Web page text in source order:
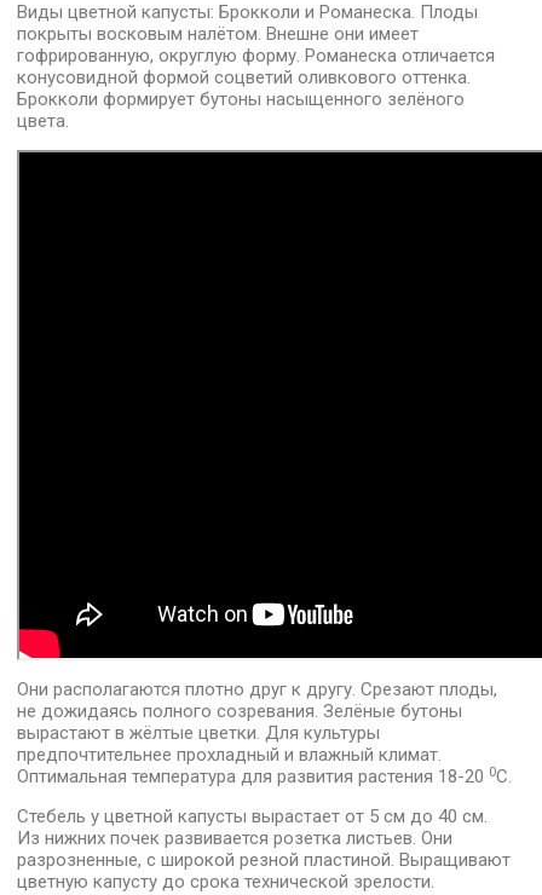
Виды цветной капусты: Брокколи и Романеска. Плоды
покрыты восковым налётом. Внешне они имеет
гофрированную, округлую форму. Романеска отличается
конусовидной формой соцветий оливкового оттенка.
Брокколи формирует бутоны насыщенного зелёного
цвета.
Они располагаются плотно друг к другу. Срезают плоды,
не дожидаясь полного созревания. Зелёные бутоны
вырастают в жёлтые цветки. Для культуры
предпочтительнее прохладный и влажный климат.
Оптимальная температура для развития растения 18-20 0С.
Стебель у цветной капусты вырастает от 5 см до 40 см.
Из нижних почек развивается розетка листьев. Они
разрозненные, с широкой резной пластиной. Выращивают
цветную капусту до срока технической зрелости.